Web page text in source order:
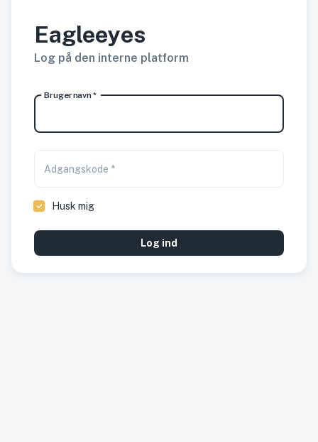
Eagleeyes
Log på den interne platform
Brugernavn*
Adgangskode *
Husk mig
Log ind